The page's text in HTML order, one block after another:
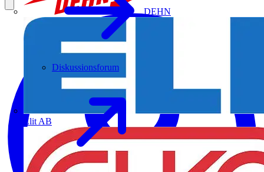
DEHN
Elit AB
Diskussionsforum